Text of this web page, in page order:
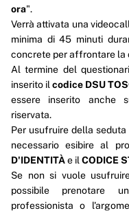
ora".
Verrà attivata una
minima di 45 minuti
concrete per affrontare la
Al termine del
inserito il codice DSU
essere inserito anche
riservata.
Per usufruire della
necessario esibire al
D'IDENTITÀe il CODICE
Se non si vuole
possibile prenotare
professionista o